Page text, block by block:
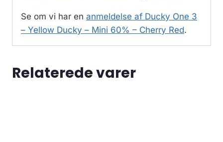
Se om vi har en anmeldelse af Ducky One 3
– Yellow Ducky – Mini 60% – Cherry Red.
Relaterede varer